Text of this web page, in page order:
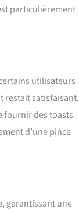
particulièrement
utilisateurs
restait satisfaisant.
fournir des toasts
d’une pince
garantissant une